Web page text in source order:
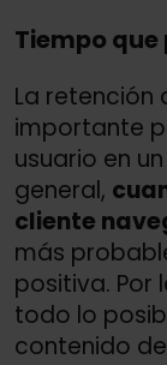
Tiempo
La retención
importante
usuario en
general,
cliente
más
positiva. Por
todo lo
contenido